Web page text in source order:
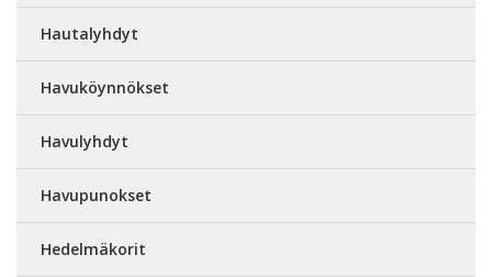
Hautalyhdyt
Havuköynnökset
Havulyhdyt
Havupunokset
Hedelmäkorit